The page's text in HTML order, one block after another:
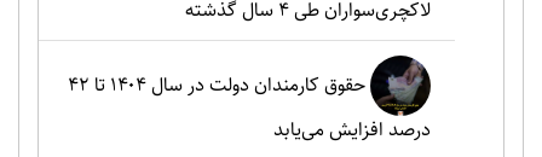
لاکچری‌سواران طی ۴ سال گذشته
حقوق کارمندان دولت در سال ۱۴۰۴ تا ۴۲
درصد افزایش می‌یابد